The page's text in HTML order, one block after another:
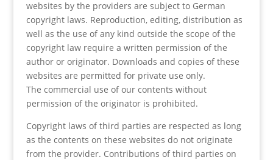
websites by the providers are subject to German
copyright laws. Reproduction, editing, distribution as
well as the use of any kind outside the scope of the
copyright law require a written permission of the
author or originator. Downloads and copies of these
websites are permitted for private use only.
The commercial use of our contents without
permission of the originator is prohibited.
Copyright laws of third parties are respected as long
as the contents on these websites do not originate
from the provider. Contributions of third parties on